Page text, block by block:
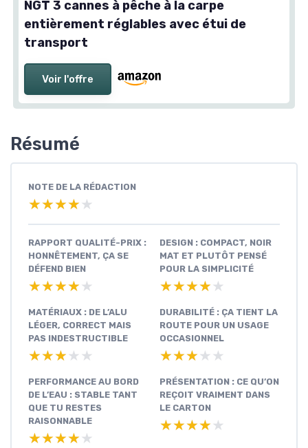
NGT 3 cannes à pêche à la carpe
entièrement réglables avec étui de
transport
Voir l'offre
Résumé
NOTE DE LA RÉDACTION
★★★★★
★★★★★
RAPPORT QUALITÉ-PRIX :
HONNÊTEMENT, ÇA SE
DÉFEND BIEN
★★★★★
★★★★★
DESIGN : COMPACT, NOIR
MAT ET PLUTÔT PENSÉ
POUR LA SIMPLICITÉ
★★★★★
★★★★★
MATÉRIAUX : DE L’ALU
LÉGER, CORRECT MAIS
PAS INDESTRUCTIBLE
★★★★★
★★★★★
DURABILITÉ : ÇA TIENT LA
ROUTE POUR UN USAGE
OCCASIONNEL
★★★★★
★★★★★
PERFORMANCE AU BORD
DE L’EAU : STABLE TANT
QUE TU RESTES
RAISONNABLE
★★★★★
★★★★★
PRÉSENTATION : CE QU’ON
REÇOIT VRAIMENT DANS
LE CARTON
★★★★★
★★★★★